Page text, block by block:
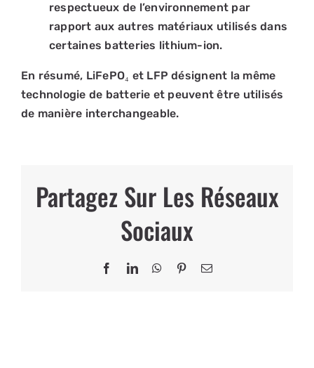
respectueux de l’environnement par
rapport aux autres matériaux utilisés dans
certaines batteries lithium-ion.
En résumé, LiFePO₄ et LFP désignent la même
technologie de batterie et peuvent être utilisés
de manière interchangeable.
Partagez Sur Les Réseaux
Sociaux
FacebookLinkedInWhatsApp
PinterestEmail